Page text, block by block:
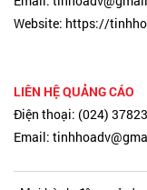
Website: https://
LIÊN HỆ QUẢNG CÁO
Điện thoại: (024)
Email: